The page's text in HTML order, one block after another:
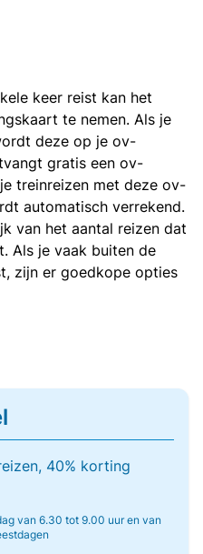
keer reist kan het
te nemen. Als je
deze op je ov-
gratis een ov-
treinreizen met deze ov-
automatisch verrekend.
van het aantal reizen dat
Als je vaak buiten de
zijn er goedkope opties
40% korting
van 6.30 tot 9.00 uur en van